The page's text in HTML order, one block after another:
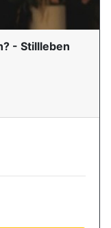
- Stillleben
für die